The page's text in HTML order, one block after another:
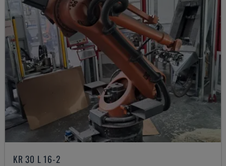
KR 30 L 16-2